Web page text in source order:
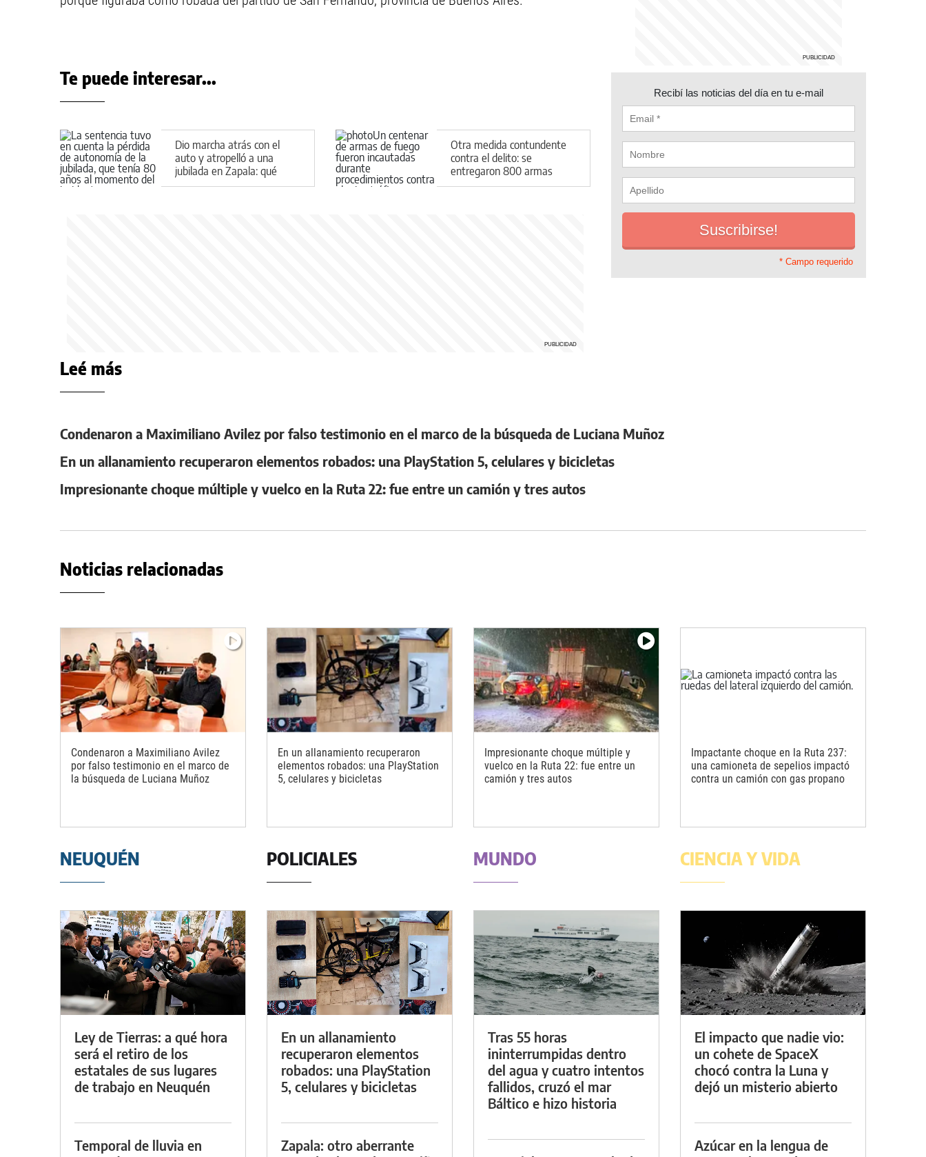
Te puede interesar...
Dio marcha atrás con el
auto y atropelló a una
jubilada en Zapala: qué
decidió la Justicia
Otra medida contundente
contra el delito: se
entregaron 800 armas
secuestradas para su
Recibí las noticias del día en tu e-mail
* Campo requerido
Leé más
Condenaron a Maximiliano Avilez por falso testimonio en el marco de la búsqueda de Luciana Muñoz
En un allanamiento recuperaron elementos robados: una PlayStation 5, celulares y bicicletas
Impresionante choque múltiple y vuelco en la Ruta 22: fue entre un camión y tres autos
Noticias relacionadas
Condenaron a Maximiliano Avilez
por falso testimonio en el marco de
la búsqueda de Luciana Muñoz
En un allanamiento recuperaron
elementos robados: una PlayStation
5, celulares y bicicletas
Impresionante choque múltiple y
vuelco en la Ruta 22: fue entre un
camión y tres autos
Impactante choque en la Ruta 237:
una camioneta de sepelios impactó
contra un camión con gas propano
NEUQUÉN
Ley de Tierras: a qué hora
será el retiro de los
estatales de sus lugares
de trabajo en Neuquén
Temporal de lluvia en
POLICIALES
En un allanamiento
recuperaron elementos
robados: una PlayStation
5, celulares y bicicletas
Zapala: otro aberrante
MUNDO
Tras 55 horas
ininterrumpidas dentro
del agua y cuatro intentos
fallidos, cruzó el mar
Báltico e hizo historia
CIENCIA Y VIDA
El impacto que nadie vio:
un cohete de SpaceX
chocó contra la Luna y
dejó un misterio abierto
Azúcar en la lengua de